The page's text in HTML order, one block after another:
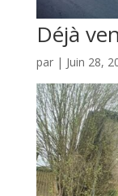
Déjà
par | Juin 28,